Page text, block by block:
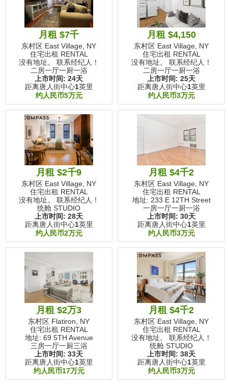
月租 $7千
东村区 East Village, NY
住宅出租 RENTAL
没有地址。 联系经纪人！
二房一厅一厨一浴
上市时间: 24天
距离唐人街中心1英里
约人民币5万元
月租 $4,150
东村区 East Village, NY
住宅出租 RENTAL
没有地址。 联系经纪人！
二房一厅一厨一浴
上市时间: 25天
距离唐人街中心1英里
约人民币3万元
月租 $2千9
东村区 East Village, NY
住宅出租 RENTAL
没有地址。 联系经纪人！
统舱 STUDIO
上市时间: 28天
距离唐人街中心1英里
约人民币2万元
月租 $4千2
东村区 East Village, NY
住宅出租 RENTAL
地址: 233 E 12TH Street
一房一厅一厨一浴
上市时间: 30天
距离唐人街中心1英里
约人民币3万元
月租 $2万3
东村区 Flatiron, NY
住宅出租 RENTAL
地址: 69 5TH Avenue
三房一厅一厨三浴
上市时间: 33天
距离唐人街中心1英里
约人民币17万元
月租 $4千2
东村区 East Village, NY
住宅出租 RENTAL
没有地址。 联系经纪人！
统舱 STUDIO
上市时间: 38天
距离唐人街中心1英里
约人民币3万元